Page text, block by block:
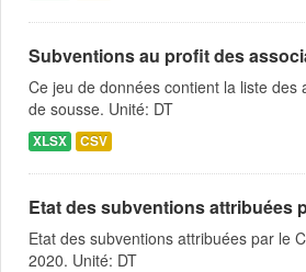
Subventions au profit des
Ce jeu de données contient la liste
de sousse. Unité: DT
XLSX CSV
Etat des subventions attribuées
Etat des subventions attribuées par le
2020. Unité: DT